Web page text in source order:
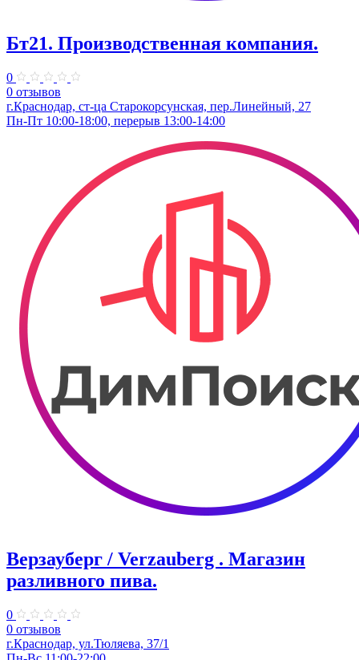
Бт21. Производственная компания.
0
0 отзывов
г.Краснодар, ст-ца Старокорсунская, пер.Линейный, 27
Пн-Пт 10:00-18:00, перерыв 13:00-14:00
Верзауберг / Verzauberg . Магазин
разливного пива.
0
0 отзывов
г.Краснодар, ул.Тюляева, 37/1